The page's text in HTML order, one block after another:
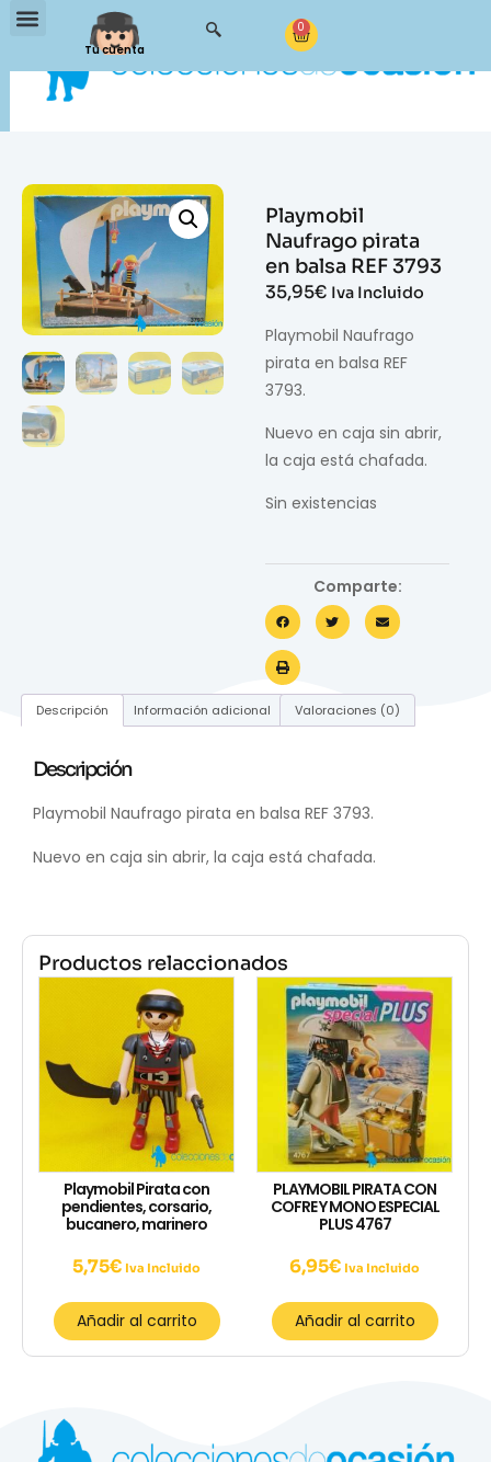
Tu cuenta
0
Playmobil
Naufrago pirata
en balsa REF 3793
35,95€ Iva Incluido
Playmobil Naufrago
pirata en balsa REF
3793.
Nuevo en caja sin abrir,
la caja está chafada.
Sin existencias
Comparte:
Descripción Información adicional Valoraciones (0)
Descripción
Playmobil Naufrago pirata en balsa REF 3793.
Nuevo en caja sin abrir, la caja está chafada.
Productos relaccionados
Playmobil Pirata con
pendientes, corsario,
bucanero, marinero
5,75€ Iva Incluido
Añadir al carrito
PLAYMOBIL PIRATA CON
COFRE Y MONO ESPECIAL
PLUS 4767
6,95€ Iva Incluido
Añadir al carrito